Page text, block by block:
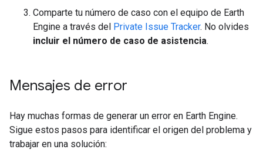
Comparte tu número de caso con el equipo de Earth
Engine a través del Private Issue Tracker. No olvides
incluir el número de caso de asistencia.
Mensajes de error
Hay muchas formas de generar un error en Earth Engine.
Sigue estos pasos para identificar el origen del problema y
trabajar en una solución: